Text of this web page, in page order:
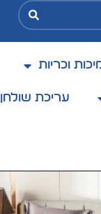
וכריות
עריכת שולחן